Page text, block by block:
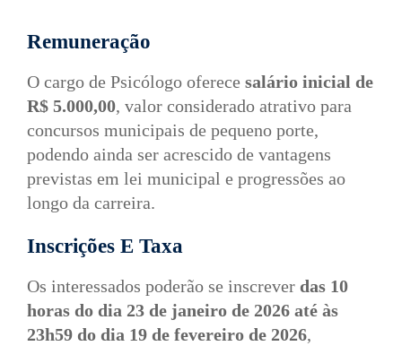
Remuneração
O cargo de Psicólogo oferece salário inicial de
R$ 5.000,00, valor considerado atrativo para
concursos municipais de pequeno porte,
podendo ainda ser acrescido de vantagens
previstas em lei municipal e progressões ao
longo da carreira.
Inscrições E Taxa
Os interessados poderão se inscrever das 10
horas do dia 23 de janeiro de 2026 até às
23h59 do dia 19 de fevereiro de 2026,